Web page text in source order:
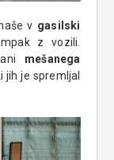
v gasilski
z vozili.
mešanega
jih je spremljal